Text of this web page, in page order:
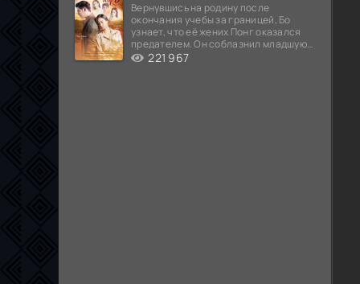
Вернувшись на родину после
окончания учебы за границей, Бо
узнает, что её жених Понг оказался
предателем. Он соблазнил младшую
сестру хозяина
221 967